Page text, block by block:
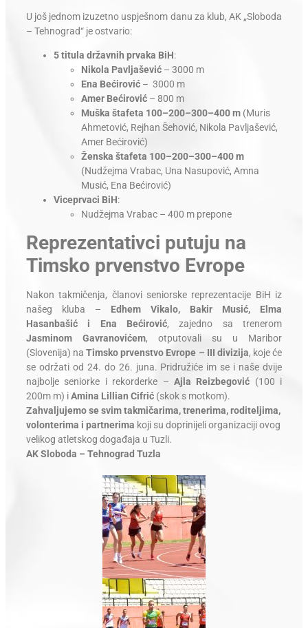
U još jednom izuzetno uspješnom danu za klub, AK „Sloboda
– Tehnograd“ je ostvario:
5 titula državnih prvaka BiH:
Nikola Pavljašević – 3000 m
Ena Bećirović – 3000 m
Amer Bećirović – 800 m
Muška štafeta 100–200–300–400 m (Muris
Ahmetović, Rejhan Šehović, Nikola Pavljašević,
Amer Bećirović)
Ženska štafeta 100–200–300–400 m
(Nudžejma Vrabac, Una Nasupović, Amna
Musić, Ena Bećirović)
Viceprvaci BiH:
Nudžejma Vrabac – 400 m prepone
Reprezentativci putuju na
Timsko prvenstvo Evrope
Nakon takmičenja, članovi seniorske reprezentacije BiH iz
našeg kluba – Edhem Vikalo, Bakir Musić, Elma
Hasanbašić i Ena Bećirović, zajedno sa trenerom
Jasminom Gavranovićem, otputovali su u Maribor
(Slovenija) naTimsko prvenstvo Evrope – III divizija, koje će
se održati od 24. do 26. juna. Pridružiće im se i naše dvije
najbolje seniorke i rekorderke – Ajla Reizbegović (100 i
200m m) iAmina Lillian Cifrić (skok s motkom).
Zahvaljujemo se svim takmičarima, trenerima, roditeljima,
volonterima i partnerima koji su doprinijeli organizaciji ovog
velikog atletskog događaja u Tuzli.
AK Sloboda – Tehnograd Tuzla